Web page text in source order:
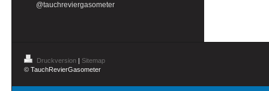
@tauchreviergasometer
Druckversion | Sitemap
© TauchRevierGasometer